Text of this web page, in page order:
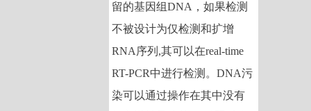
留的基因组DNA ，如果检测
不被设计为仅检测和扩增
RNA 序列 ,其可以在real-time
RT-PCR中进行检测。DNA污
染可以通过操作在其中没有